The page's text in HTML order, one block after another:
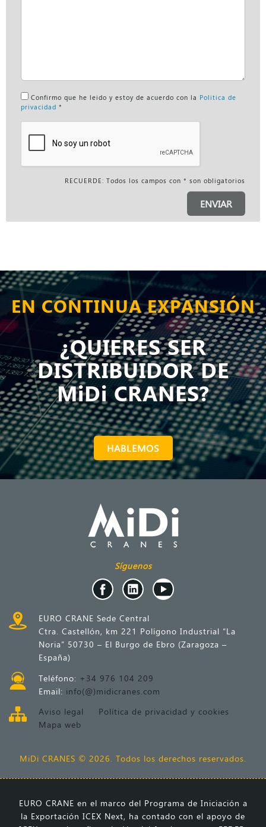
Confirmo que he leido y estoy de acuerdo con la Politica de
privacidad *
RECUERDE: Todos los campos con * son obligatorios
ENVIAR
EN CONTINUA EXPANSIÓN
¿QUIERES SER
DISTRIBUIDOR DE
MiDi CRANES?
HABLEMOS
Síguenos
EURO CRANE Sede Central
Ctra. Castellón, km 221 Polígono Industrial “La
Noria” 50730 – El Burgo de Ebro (Zaragoza –
España)
Teléfono: +34 976 104 209
Email: info(@)midicranes.com
Aviso legal
Política de privacidad y cookies
Mapa web
MiDi CRANES © 2026. Todos los derechos reservados.
EURO CRANE en el marco del Programa de Iniciación a
la Exportación ICEX Next, ha contado con el apoyo de